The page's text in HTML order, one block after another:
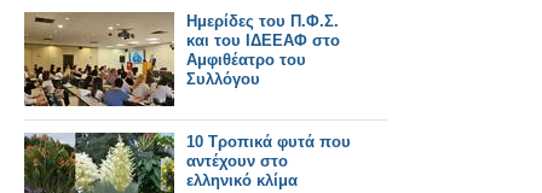
Ημερίδες του Π.Φ.Σ.
και του ΙΔΕΕΑΦ στο
Αμφιθέατρο του
Συλλόγου
10 Τροπικά φυτά που
αντέχουν στο
ελληνικό κλίμα